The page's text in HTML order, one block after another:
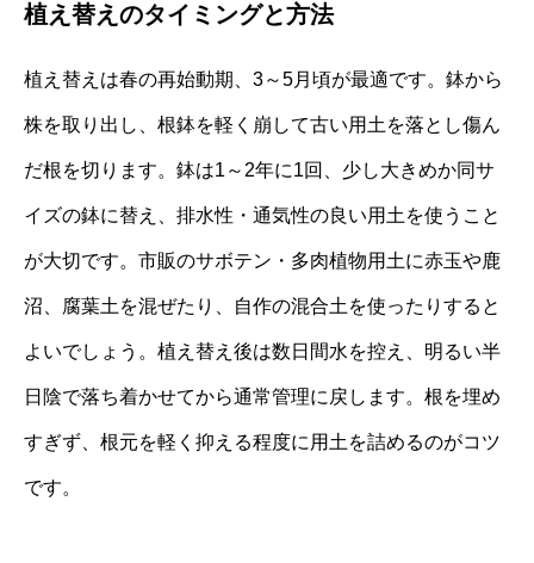
植え替えのタイミングと方法
植え替えは春の再始動期、3～5月頃が最適です。鉢から
株を取り出し、根鉢を軽く崩して古い用土を落とし傷ん
だ根を切ります。鉢は1～2年に1回、少し大きめか同サ
イズの鉢に替え、排水性・通気性の良い用土を使うこと
が大切です。市販のサボテン・多肉植物用土に赤玉や鹿
沼、腐葉土を混ぜたり、自作の混合土を使ったりすると
よいでしょう。植え替え後は数日間水を控え、明るい半
日陰で落ち着かせてから通常管理に戻します。根を埋め
すぎず、根元を軽く抑える程度に用土を詰めるのがコツ
です。